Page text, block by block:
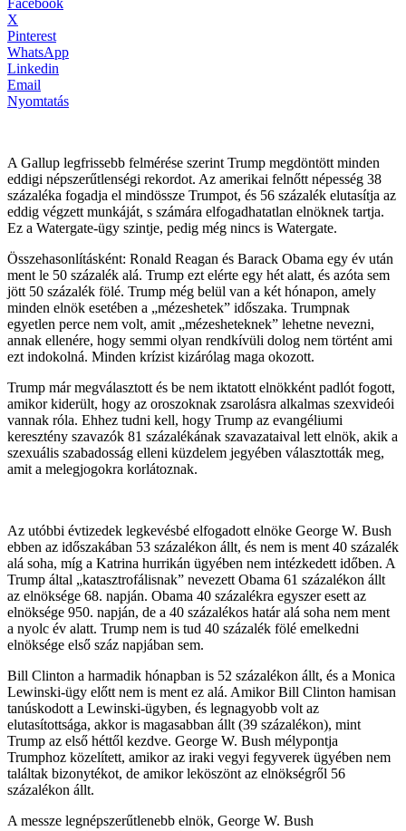
X
Pinterest
WhatsApp
Linkedin
Email
Nyomtatás
A Gallup legfrissebb felmérése szerint Trump megdöntött minden
eddigi népszerűtlenségi rekordot. Az amerikai felnőtt népesség 38
százaléka fogadja el mindössze Trumpot, és 56 százalék elutasítja az
eddig végzett munkáját, s számára elfogadhatatlan elnöknek tartja.
Ez a Watergate-ügy szintje, pedig még nincs is Watergate.
Összehasonlításként: Ronald Reagan és Barack Obama egy év után
ment le 50 százalék alá. Trump ezt elérte egy hét alatt, és azóta sem
jött 50 százalék fölé. Trump még belül van a két hónapon, amely
minden elnök esetében a „mézeshetek” időszaka. Trumpnak
egyetlen perce nem volt, amit „mézesheteknek” lehetne nevezni,
annak ellenére, hogy semmi olyan rendkívüli dolog nem történt ami
ezt indokolná. Minden krízist kizárólag maga okozott.
Trump már megválasztott és be nem iktatott elnökként padlót fogott,
amikor kiderült, hogy az oroszoknak zsarolásra alkalmas szexvideói
vannak róla. Ehhez tudni kell, hogy Trump az evangéliumi
keresztény szavazók 81 százalékának szavazataival lett elnök, akik a
szexuális szabadosság elleni küzdelem jegyében választották meg,
amit a melegjogokra korlátoznak.
Az utóbbi évtizedek legkevésbé elfogadott elnöke George W. Bush
ebben az időszakában 53 százalékon állt, és nem is ment 40 százalék
alá soha, míg a Katrina hurrikán ügyében nem intézkedett időben. A
Trump által „katasztrofálisnak” nevezett Obama 61 százalékon állt
az elnöksége 68. napján. Obama 40 százalékra egyszer esett az
elnöksége 950. napján, de a 40 százalékos határ alá soha nem ment
a nyolc év alatt. Trump nem is tud 40 százalék fölé emelkedni
elnöksége első száz napjában sem.
Bill Clinton a harmadik hónapban is 52 százalékon állt, és a Monica
Lewinski-ügy előtt nem is ment ez alá. Amikor Bill Clinton hamisan
tanúskodott a Lewinski-ügyben, és legnagyobb volt az
elutasítottsága, akkor is magasabban állt (39 százalékon), mint
Trump az első héttől kezdve. George W. Bush mélypontja
Trumphoz közelített, amikor az iraki vegyi fegyverek ügyében nem
találtak bizonytékot, de amikor leköszönt az elnökségről 56
százalékon állt.
A messze legnépszerűtlenebb elnök, George W. Bush